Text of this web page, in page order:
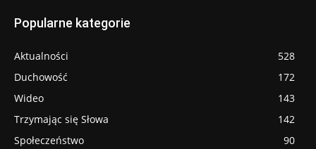
Popularne kategorie
Aktualności
528
Duchowość
172
Wideo
143
Trzymając się Słowa
142
Społeczeństwo
90